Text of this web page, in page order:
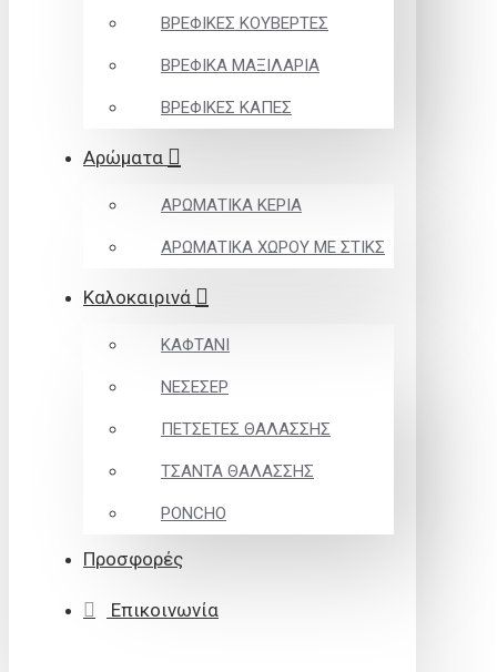
ΒΡΕΦΙΚΕΣ ΚΟΥΒΕΡΤΕΣ
ΒΡΕΦΙΚΑ ΜΑΞΙΛΑΡΙΑ
ΒΡΕΦΙΚΕΣ ΚΑΠΕΣ
Αρώματα
ΑΡΩΜΑΤΙΚΑ ΚΕΡΙΑ
ΑΡΩΜΑΤΙΚΑ ΧΩΡΟΥ ΜΕ ΣΤΙΚΣ
Καλοκαιρινά
ΚΑΦΤΑΝΙ
ΝΕΣΕΣΕΡ
ΠΕΤΣΕΤΕΣ ΘΑΛΑΣΣΗΣ
ΤΣΑΝΤΑ ΘΑΛΑΣΣΗΣ
PONCHO
Προσφορές
Επικοινωνία